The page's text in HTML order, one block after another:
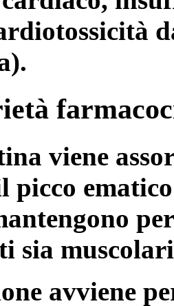
viene
picco
sia
avviene